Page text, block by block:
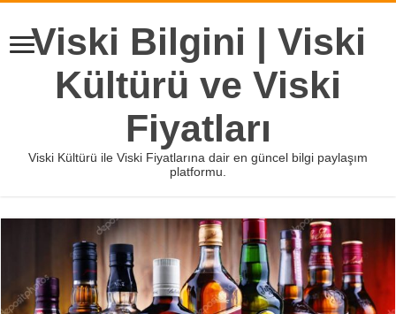
Viski Bilgini | Viski
Kültürü ve Viski
Fiyatları
Viski Kültürü ile Viski Fiyatlarına dair en güncel bilgi paylaşım
platformu.